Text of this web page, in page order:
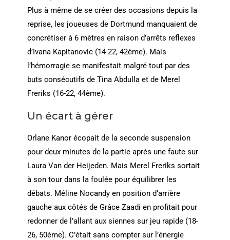
Plus à même de se créer des occasions depuis la
reprise, les joueuses de Dortmund manquaient de
concrétiser à 6 mètres en raison d’arrêts reflexes
d’Ivana Kapitanovic (14-22, 42ème). Mais
l’hémorragie se manifestait malgré tout par des
buts consécutifs de Tina Abdulla et de Merel
Freriks (16-22, 44ème).
Un écart à gérer
Orlane Kanor écopait de la seconde suspension
pour deux minutes de la partie après une faute sur
Laura Van der Heijeden. Mais Merel Freriks sortait
à son tour dans la foulée pour équilibrer les
débats. Méline Nocandy en position d’arrière
gauche aux côtés de Grâce Zaadi en profitait pour
redonner de l’allant aux siennes sur jeu rapide (18-
26, 50ème). C’était sans compter sur l’énergie